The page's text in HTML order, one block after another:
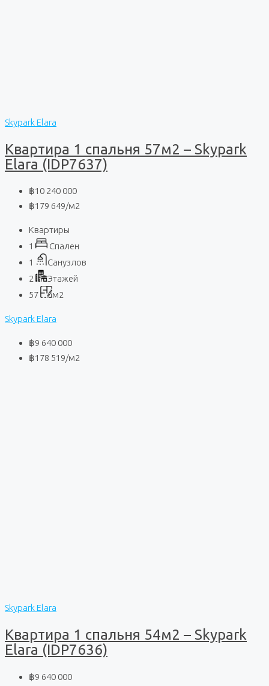
Skypark Elara
Квартира 1 спальня 57м2 – Skypark
Elara (IDP7637)
฿10 240 000
฿179 649/м2
Квартиры
1
Спален
1
Санузлов
2
Этажей
57
м2
Skypark Elara
฿9 640 000
฿178 519/м2
Skypark Elara
Квартира 1 спальня 54м2 – Skypark
Elara (IDP7636)
฿9 640 000